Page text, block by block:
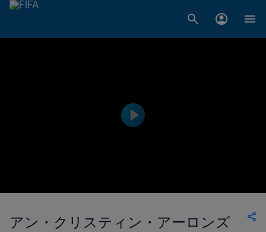
アン・クリスティン・アーロンズ